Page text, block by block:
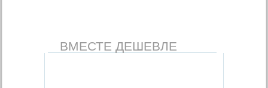
ВМЕСТЕ ДЕШЕВЛЕ